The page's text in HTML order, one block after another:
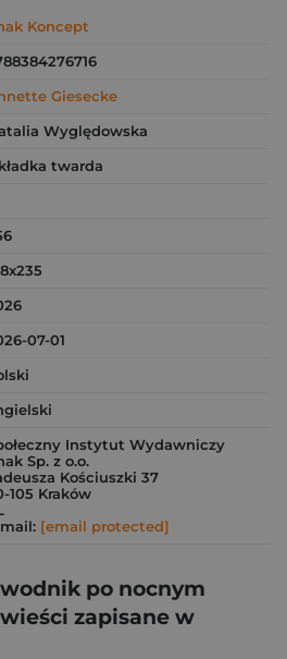
Koncept
Giesecke
Wyględowska
twarda
07-01
Instytut Wydawniczy
Sp. z o.o.
Kościuszki 37
105 Kraków
[email protected]
po nocnym
zapisane w